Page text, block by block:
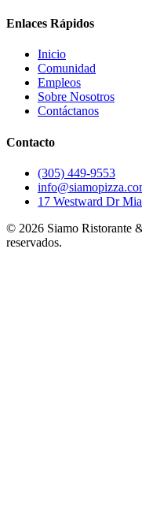
Enlaces Rápidos
Inicio
Comunidad
Empleos
Sobre Nosotros
Contáctanos
Contacto
(305) 449-9553
17 Westward Dr
© 2026 Siamo Ristorante
reservados.